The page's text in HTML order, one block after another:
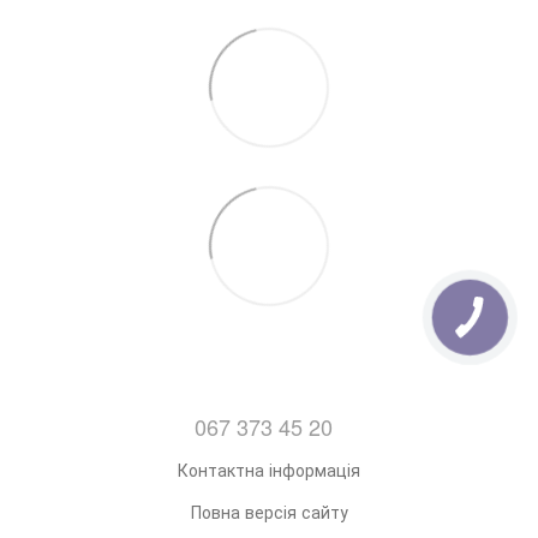
067 373 45 20
Контактна інформація
Повна версія сайту